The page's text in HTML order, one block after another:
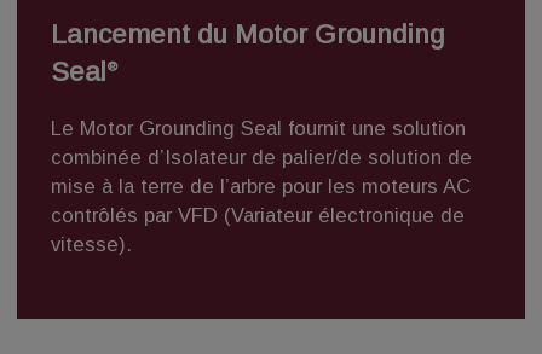
Lancement du Motor Grounding
Seal ®
Le Motor Grounding Seal fournit une solution
combinée d’Isolateur de palier/de solution de
mise à la terre de l’arbre pour les moteurs AC
contrôlés par VFD (Variateur électronique de
vitesse).